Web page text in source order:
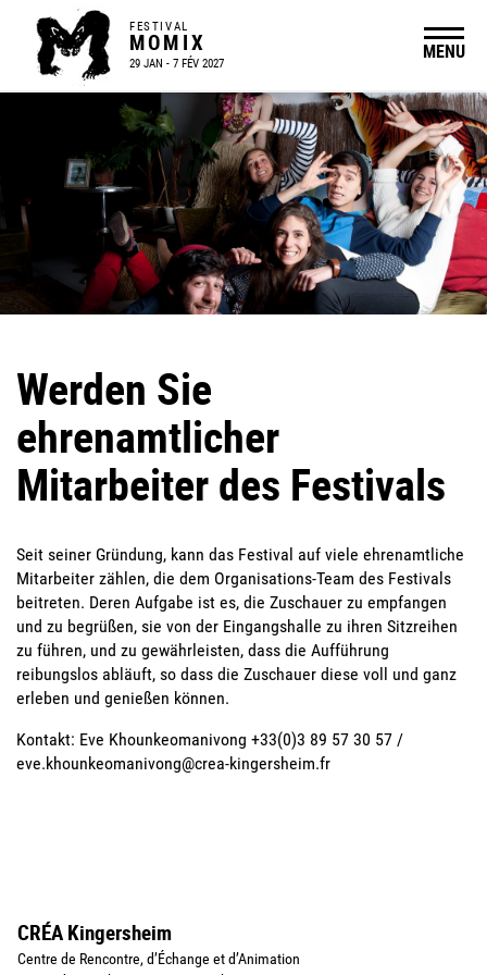
FESTIVAL
MOMIX
29 JAN - 7 FÉV 2027
MENU
Werden Sie
ehrenamtlicher
Mitarbeiter des Festivals
Seit seiner Gründung, kann das Festival auf viele ehrenamtliche
Mitarbeiter zählen, die dem Organisations-Team des Festivals
beitreten. Deren Aufgabe ist es, die Zuschauer zu empfangen
und zu begrüßen, sie von der Eingangshalle zu ihren Sitzreihen
zu führen, und zu gewährleisten, dass die Aufführung
reibungslos abläuft, so dass die Zuschauer diese voll und ganz
erleben und genießen können.
Kontakt: Eve Khounkeomanivong +33(0)3 89 57 30 57 /
eve.khounkeomanivong@crea-kingersheim.fr
CRÉA Kingersheim
Centre de Rencontre, d’Échange et d’Animation